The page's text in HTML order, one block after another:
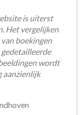
is uiterst
Het vergelijken
boekingen
wordt
aanzienlijk